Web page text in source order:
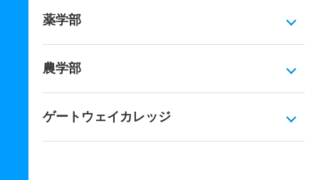
薬学部
農学部
ゲートウェイカレッジ